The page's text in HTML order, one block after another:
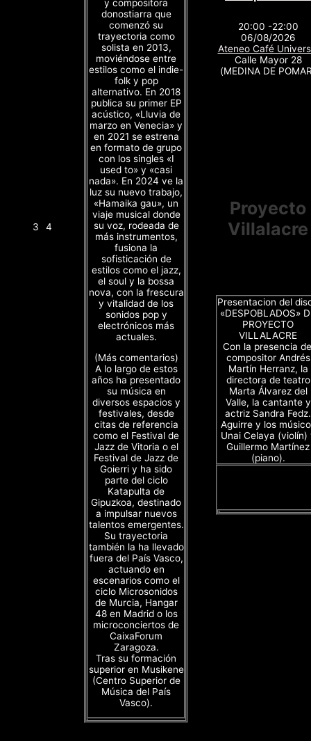
3 4
y compositora
donostiarra que
comenzó su
trayectoria como
solista en 2013,
moviéndose entre
estilos como el indie-
folk y pop
alternativo. En 2018
publica su primer EP
acústico, «Lluvia de
marzo en Venecia» y
en 2021 se estrena
en formato de grupo
con los singles «I
used to» y «casi
nada». En 2024 ve la
luz su nuevo trabajo,
«Hamaika gau», un
viaje musical donde
su voz, rodeada de
más instrumentos,
fusiona la
sofisticación de
estilos como el jazz,
el soul y la bossa
nova, con la frescura
y vitalidad de los
sonidos pop y
electrónicos más
actuales.
(Más comentarios)
A lo largo de estos
años ha presentado
su música en
diversos espacios y
festivales, desde
citas de referencia
como el Festival de
Jazz de Vitoria o el
Festival de Jazz de
Goierri y ha sido
parte del ciclo
Katapulta de
Gipuzkoa, destinado
a impulsar nuevos
talentos emergentes.
Su trayectoria
también la ha llevado
fuera del País Vasco,
actuando en
escenarios como el
ciclo Microsonidos
de Murcia, Hangar
48 en Madrid o los
microconciertos de
CaixaForum
Zaragoza.
Tras su formación
superior en Musikene
(Centro Superior de
Música del País
Vasco).
20:00 -22:00
06/08/2026
Ateneo Café
Calle Mayor 28
(MEDINA DE
Proyecto
Villalacre
Presentacion del
«DESPOBLADOS»
PROYECTO
VILLALACRE
Con la presencia
compositor Andrés
Martín Herranz, la
directora de teatro
Marta Álvarez del
Valle, la cantante y
actriz Sandra Fedz.
Aguirre y los
Unai Celaya (violín)
Guillermo Martínez
(piano).